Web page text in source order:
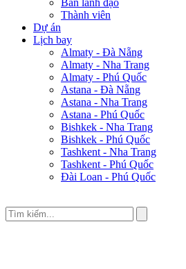
Ban lãnh đạo
Thành viên
Dự án
Lịch bay
Almaty - Đà Nẵng
Almaty - Nha Trang
Almaty - Phú Quốc
Astana - Đà Nẵng
Astana - Nha Trang
Astana - Phú Quốc
Bishkek - Nha Trang
Bishkek - Phú Quốc
Tashkent - Nha Trang
Tashkent - Phú Quốc
Đài Loan - Phú Quốc